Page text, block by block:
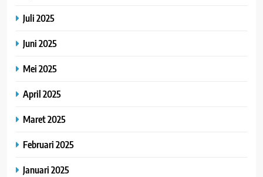
Juli 2025
Juni 2025
Mei 2025
April 2025
Maret 2025
Februari 2025
Januari 2025